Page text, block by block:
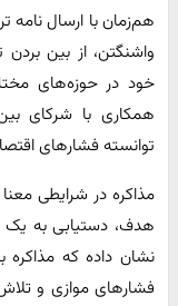
هم‌زمان با ارسال
واشنگتن، از بین
خود در حوزه‌های
همکاری با شرکای
توانسته فشارهای
مذاکره در شرایطی
هدف، دستیابی به یک
نشان داده که مذاکره
فشارهای موازی و تلاش